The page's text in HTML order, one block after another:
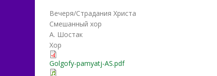
Вечеря/Страдания Христа
Смешанный хор
А. Шостак
Хор
Golgofy-pamyatj-AS.pdf